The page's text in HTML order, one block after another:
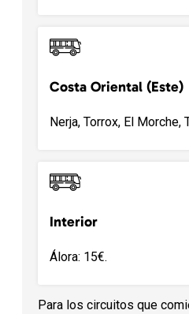
Costa Oriental (Este)
Nerja, Torrox, El
Interior
Álora: 15€.
Para los circuitos que